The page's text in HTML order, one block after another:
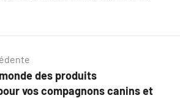
des produits
vos compagnons canins et